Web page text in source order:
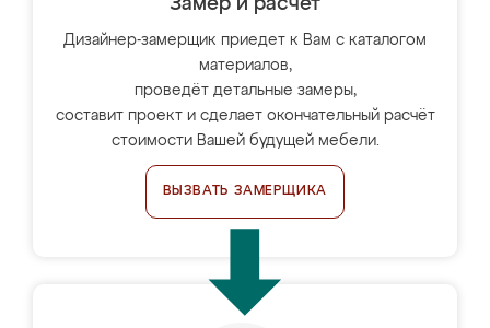
Замер и расчет
Дизайнер-замерщик приедет к Вам с каталогом
материалов,
проведёт детальные замеры,
составит проект и сделает окончательный расчёт
стоимости Вашей будущей мебели.
ВЫЗВАТЬ ЗАМЕРЩИКА